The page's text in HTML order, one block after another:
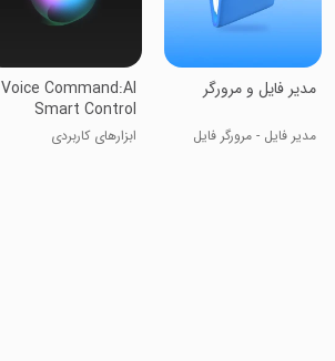
مدیر فایل و مرورگر
مدیر فایل - مرورگر فایل
Voice Command:AI
Smart Control
ابزارهای کاربردی